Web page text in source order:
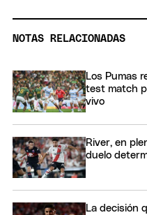
NOTAS RELACIONADAS
Los Pumas
test match
vivo
River, en
duelo
La decisión